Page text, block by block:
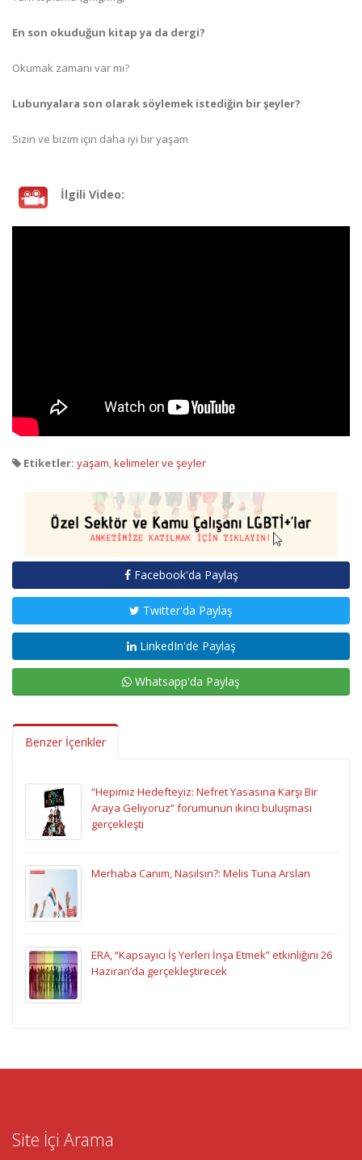
En son okuduğun kitap ya da dergi?
Okumak zamanı var mı?
Lubunyalara son olarak söylemek istediğin bir şeyler?
Sizin ve bizim için daha iyi bir yaşam
İlgili Video:
Etiketler: yaşam,kelimeler ve şeyler
Facebook'da Paylaş
Twitter'da Paylaş
LinkedIn'de Paylaş
Whatsapp'da Paylaş
Benzer İçerikler
“Hepimiz Hedefteyiz: Nefret Yasasına Karşı Bir
Araya Geliyoruz” forumunun ikinci buluşması
gerçekleşti
Merhaba Canım, Nasılsın?: Melis Tuna Arslan
ERA, “Kapsayıcı İş Yerleri İnşa Etmek” etkinliğini 26
Haziran’da gerçekleştirecek
Site İçi Arama